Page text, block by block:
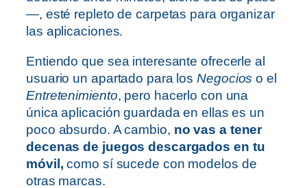
—, esté repleto de carpetas para organizar
las aplicaciones.
Entiendo que sea interesante ofrecerle al
usuario un apartado para losNegocios o el
Entretenimiento, pero hacerlo con una
única aplicación guardada en ellas es un
poco absurdo. A cambio, no vas a tener
decenas de juegos descargados en tu
móvil, como sí sucede con modelos de
otras marcas.